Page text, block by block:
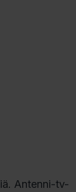
Antenni-tv-